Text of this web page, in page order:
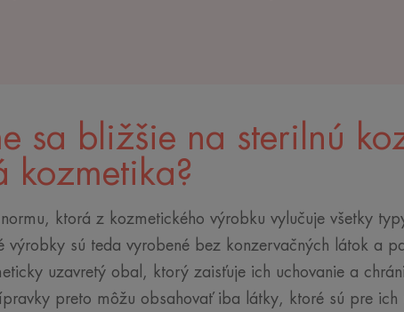
sa bližšie na sterilnú
kozmetika?
ktorá z kozmetického výrobku vylučuje všetky
výrobky sú teda vyrobené bez konzervačných látok a
uzavretý obal, ktorý zaisťuje ich uchovanie a
preto môžu obsahovať iba látky, ktoré sú pre